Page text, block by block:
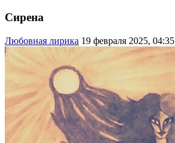
Сирена
Любовная лирика 19 февраля 2025, 04:35